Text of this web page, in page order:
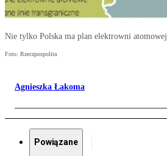
Nie tylko Polska ma plan elektrowni atomowej
Foto: Rzeczpospolita
Agnieszka Łakoma
Powiązane